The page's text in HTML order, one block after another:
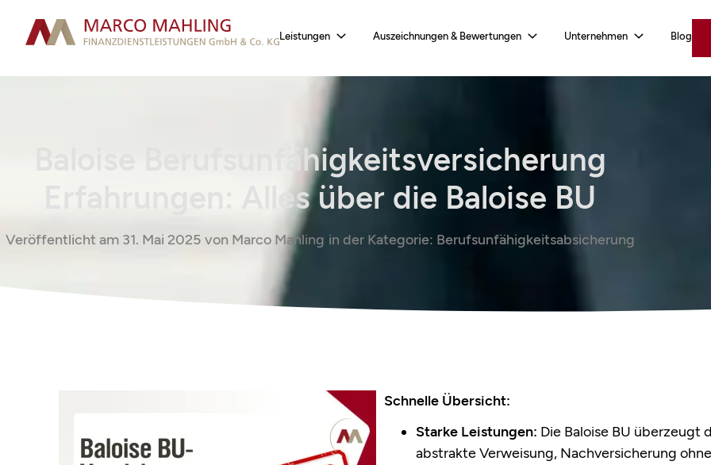
Leistungen Auszeichnungen & Bewertungen Unternehmen Blog
Baloise Berufsunfähigkeitsversicherung
Erfahrungen: Alles über die Baloise BU
Veröffentlicht am 31. Mai 2025 von Marco Mahling in der Kategorie: Berufsunfähigkeitsabsicherung
Schnelle Übersicht:
Starke Leistungen: Die Baloise BU überzeugt
abstrakte Verweisung, Nachversicherung